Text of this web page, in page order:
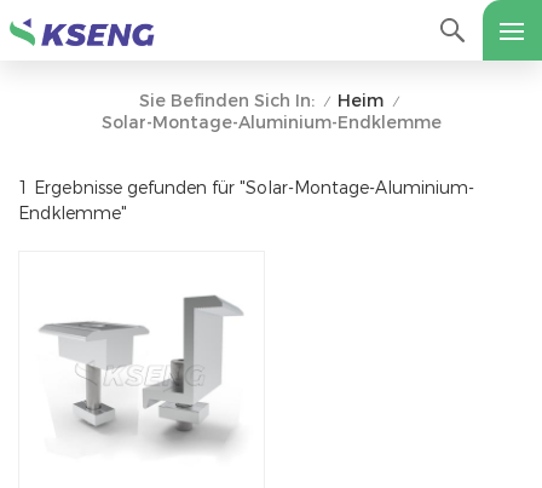
Sie Befinden Sich In: / Heim /
Solar-Montage-Aluminium-Endklemme
1 Ergebnisse gefunden für "Solar-Montage-Aluminium-
Endklemme"